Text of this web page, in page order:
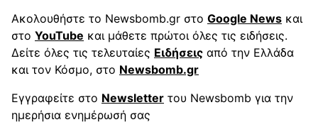
Ακολουθήστε το Newsbomb.gr στο Google News και
στο YouTube και μάθετε πρώτοι όλες τις ειδήσεις.
Δείτε όλες τις τελευταίες Ειδήσεις από την Ελλάδα
και τον Κόσμο, στο Newsbomb.gr
Εγγραφείτε στο Newsletter του Newsbomb για την
ημερήσια ενημέρωσή σας